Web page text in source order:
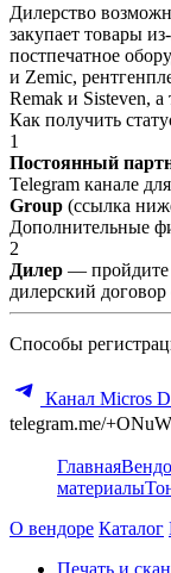
Дилерство
закупает товары
постпечатное
и Zemic,
Remak и Sisteven,
Как получить
1
Постоянный
Telegram канале
Group (ссылка
Дополнительные
2
Дилер — пройдите
дилерский
Способы
Канал Micros
telegram.me/
Главная
материалы
О вендоре Каталог
Печать и